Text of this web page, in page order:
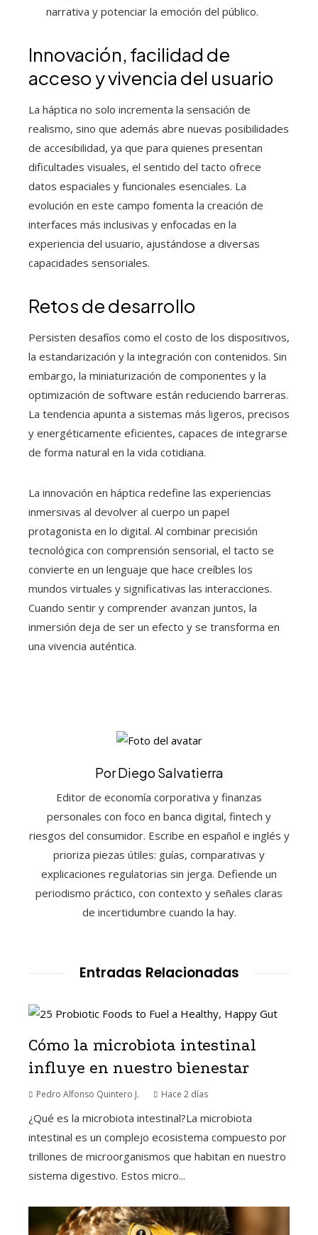
narrativa y potenciar la emoción del público.
Innovación, facilidad de
acceso y vivencia del usuario
La háptica no solo incrementa la sensación de
realismo, sino que además abre nuevas posibilidades
de accesibilidad, ya que para quienes presentan
dificultades visuales, el sentido del tacto ofrece
datos espaciales y funcionales esenciales. La
evolución en este campo fomenta la creación de
interfaces más inclusivas y enfocadas en la
experiencia del usuario, ajustándose a diversas
capacidades sensoriales.
Retos de desarrollo
Persisten desafíos como el costo de los dispositivos,
la estandarización y la integración con contenidos. Sin
embargo, la miniaturización de componentes y la
optimización de software están reduciendo barreras.
La tendencia apunta a sistemas más ligeros, precisos
y energéticamente eficientes, capaces de integrarse
de forma natural en la vida cotidiana.
La innovación en háptica redefine las experiencias
inmersivas al devolver al cuerpo un papel
protagonista en lo digital. Al combinar precisión
tecnológica con comprensión sensorial, el tacto se
convierte en un lenguaje que hace creíbles los
mundos virtuales y significativas las interacciones.
Cuando sentir y comprender avanzan juntos, la
inmersión deja de ser un efecto y se transforma en
una vivencia auténtica.
Por Diego Salvatierra
Editor de economía corporativa y finanzas
personales con foco en banca digital, fintech y
riesgos del consumidor. Escribe en español e inglés y
prioriza piezas útiles: guías, comparativas y
explicaciones regulatorias sin jerga. Defiende un
periodismo práctico, con contexto y señales claras
de incertidumbre cuando la hay.
Entradas Relacionadas
Cómo la microbiota intestinal
influye en nuestro bienestar
Pedro Alfonso Quintero J. Hace 2 días
¿Qué es la microbiota intestinal?La microbiota
intestinal es un complejo ecosistema compuesto por
trillones de microorganismos que habitan en nuestro
sistema digestivo. Estos micro...